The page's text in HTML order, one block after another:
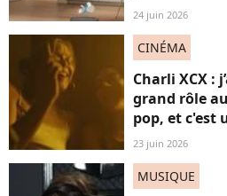
24 juin 2026
CINÉMA
Charli XCX :
grand rôle
pop, et c'est
23 juin 2026
MUSIQUE